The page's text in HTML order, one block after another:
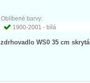
Oblíbené barvy:
1900-2001 - bílá
zdrhovadlo WS0 35 cm skrytá